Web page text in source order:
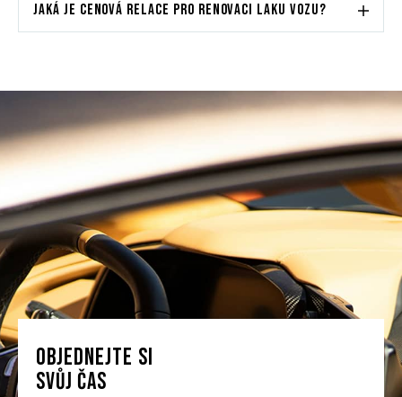
JAKÁ JE CENOVÁ RELACE PRO RENOVACI LAKU VOZU?
OBJEDNEJTE SI
SVŮJ ČAS